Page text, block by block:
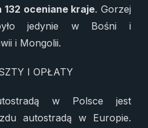
132 oceniane kraje. Gorzej
jedynie w Bośni i
i Mongolii.
I OPŁATY
w Polsce jest
autostradą w Europie.